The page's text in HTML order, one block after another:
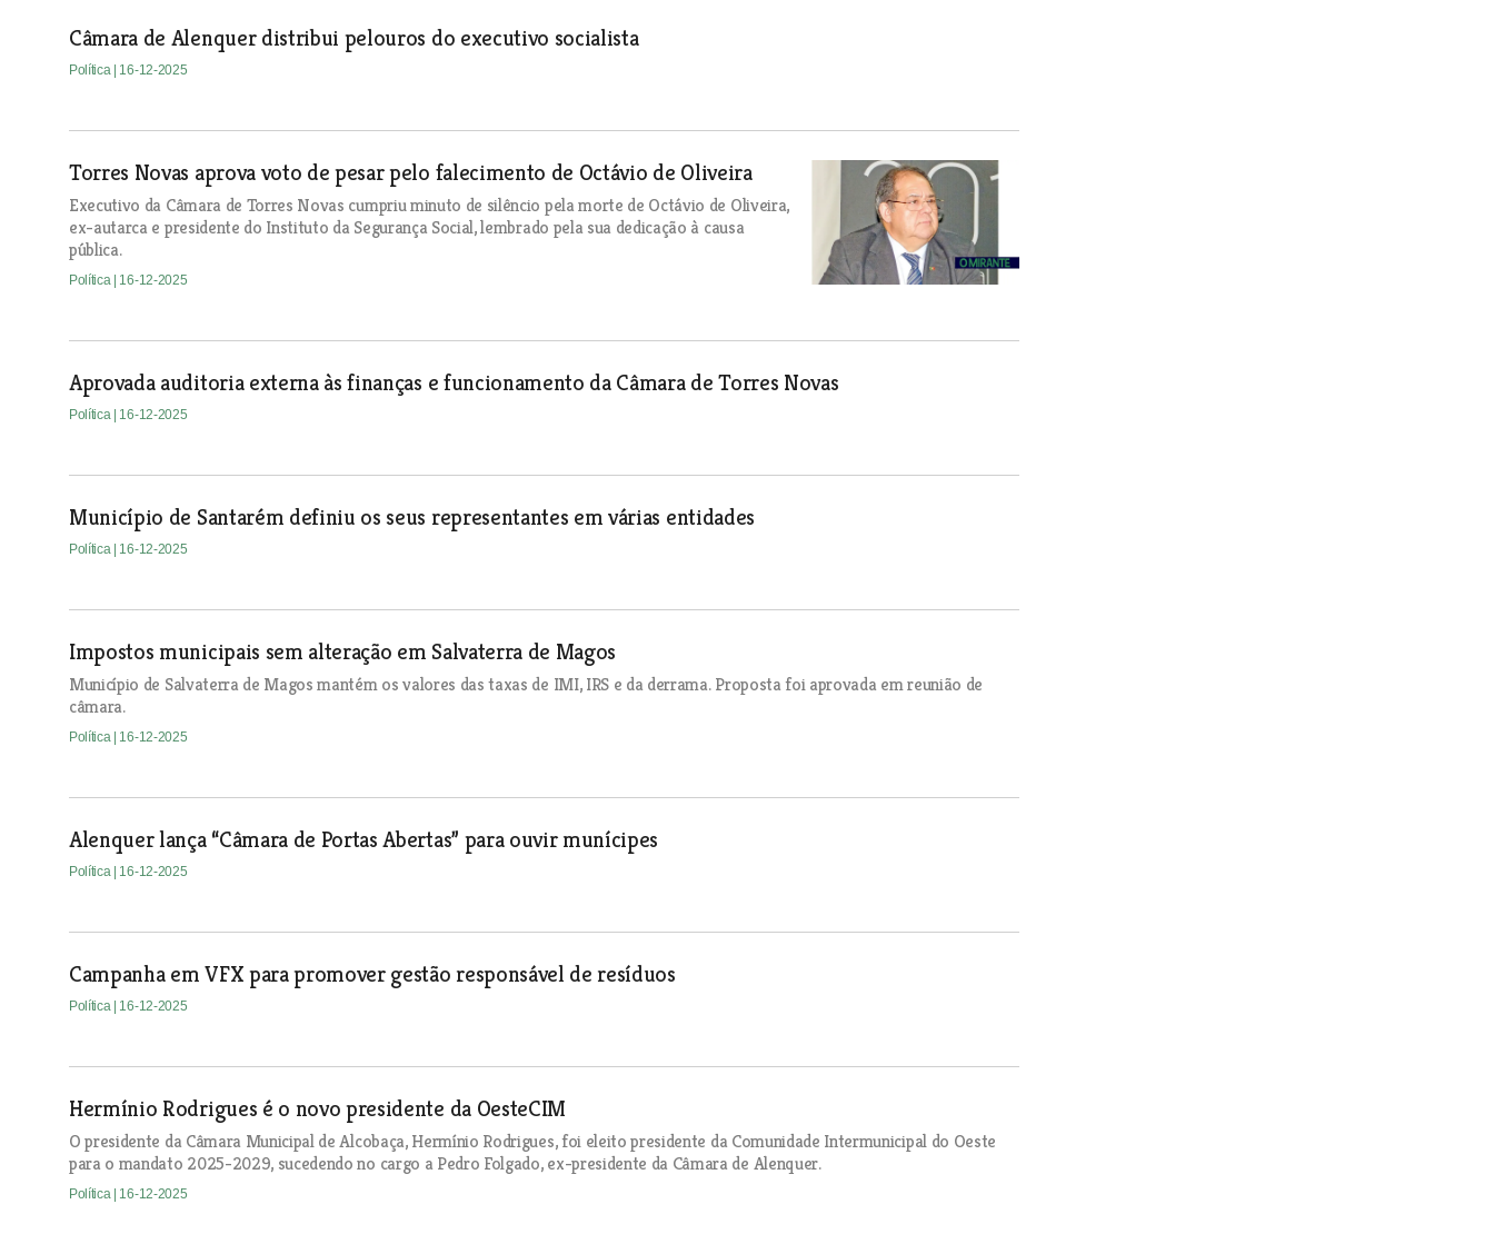
Câmara de Alenquer distribui pelouros do executivo socialista
Política | 16-12-2025
Torres Novas aprova voto de pesar pelo falecimento de Octávio de Oliveira
Executivo da Câmara de Torres Novas cumpriu minuto de silêncio pela morte de Octávio de Oliveira,
ex-autarca e presidente do Instituto da Segurança Social, lembrado pela sua dedicação à causa
pública.
Política | 16-12-2025
Aprovada auditoria externa às finanças e funcionamento da Câmara de Torres Novas
Política | 16-12-2025
Município de Santarém definiu os seus representantes em várias entidades
Política | 16-12-2025
Impostos municipais sem alteração em Salvaterra de Magos
Município de Salvaterra de Magos mantém os valores das taxas de IMI, IRS e da derrama. Proposta foi aprovada em reunião de
câmara.
Política | 16-12-2025
Alenquer lança “Câmara de Portas Abertas” para ouvir munícipes
Política | 16-12-2025
Campanha em VFX para promover gestão responsável de resíduos
Política | 16-12-2025
Hermínio Rodrigues é o novo presidente da OesteCIM
O presidente da Câmara Municipal de Alcobaça, Hermínio Rodrigues, foi eleito presidente da Comunidade Intermunicipal do Oeste
para o mandato 2025-2029, sucedendo no cargo a Pedro Folgado, ex-presidente da Câmara de Alenquer.
Política | 16-12-2025